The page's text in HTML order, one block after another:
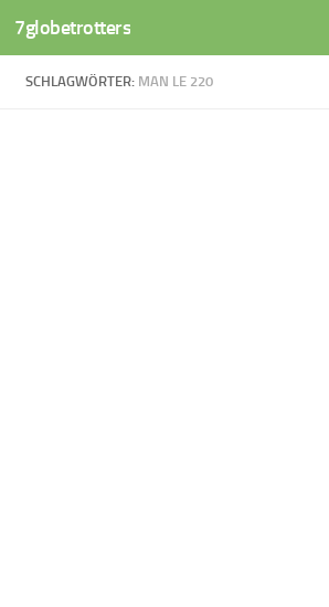
Zum Inhalt springen
7globetrotters
SCHLAGWÖRTER: MAN LE 220